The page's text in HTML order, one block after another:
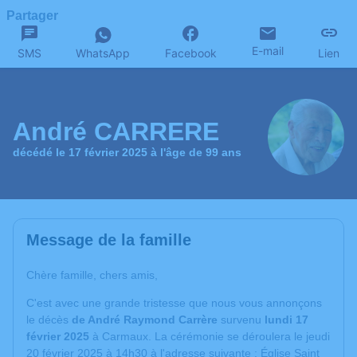
Partager
SMS WhatsApp Facebook E-mail Lien
André CARRERE
décédé le 17 février 2025 à l'âge de 99 ans
Message de la famille
Chère famille, chers amis,
C'est avec une grande tristesse que nous vous annonçons
le décès de André Raymond Carrère survenu lundi 17
février 2025 à Carmaux. La cérémonie se déroulera le jeudi
20 février 2025 à 14h30 à l'adresse suivante : Église Saint